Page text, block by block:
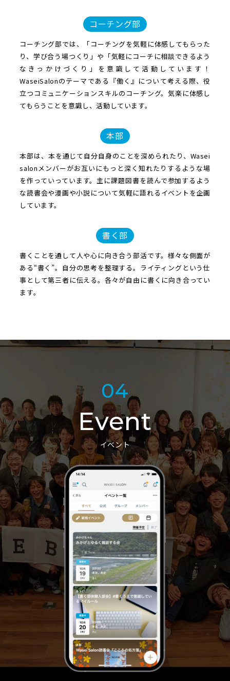
コーチング部
コーチング部では、「コーチングを気軽に体感してもらった
り、学び合う場つくり」や「気軽にコーチに相談できるよう
なきっかけづくり」を意識して活動しています！
WaseiSalonのテーマである『働く』について考える際、役
立つコミュニケーションスキルのコーチング。気楽に体感し
てもらうことを意識し、活動しています。
本部
本部は、本を通じて自分自身のことを深められたり、Wasei
salonメンバーがお互いにもっと深く知れたりするような場
を作っていっています。主に課題図書を読んで参加するよう
な読書会や漫画や小説について気軽に語れるイベントを企画
しています。
書く部
書くことを通して人や心に向き合う部活です。様々な側面が
ある“書く”。自分の思考を整理する。ライティングという仕
事として第三者に伝える。各々が自由に書くに向き合ってい
ます。
04
Event
イベント